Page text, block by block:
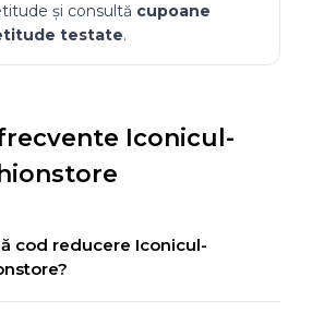
și consultă cupoane
testate.
Iconicul-
cod reducere Iconicul-